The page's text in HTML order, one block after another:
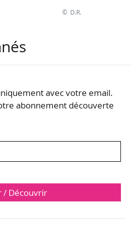
© D.R.
avec votre email.
abonnement découverte
/ Découvrir